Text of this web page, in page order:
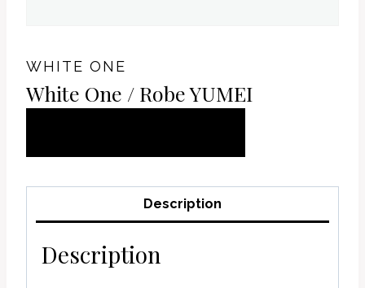
WHITE ONE
White One / Robe YUMEI
PANIER
Description
Description